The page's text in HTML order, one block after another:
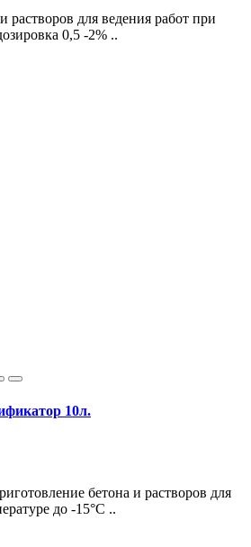
растворов для ведения работ при
0,5 -2% ..
10л.
бетона и растворов для
до -15°С ..